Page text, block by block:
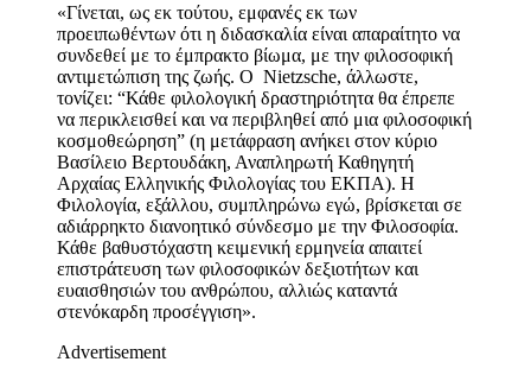
«Γίνεται, ως εκ τούτου, εμφανές εκ των
προειπωθέντων ότι η διδασκαλία είναι απαραίτητο να
συνδεθεί με το έμπρακτο βίωμα, με την φιλοσοφική
αντιμετώπιση της ζωής. Ο Nietzsche, άλλωστε,
τονίζει: “Κάθε φιλολογική δραστηριότητα θα έπρεπε
να περικλεισθεί και να περιβληθεί από μια φιλοσοφική
κοσμοθεώρηση” (η μετάφραση ανήκει στον κύριο
Βασίλειο Βερτουδάκη, Αναπληρωτή Καθηγητή
Αρχαίας Ελληνικής Φιλολογίας του ΕΚΠΑ). Η
Φιλολογία, εξάλλου, συμπληρώνω εγώ, βρίσκεται σε
αδιάρρηκτο διανοητικό σύνδεσμο με την Φιλοσοφία.
Κάθε βαθυστόχαστη κειμενική ερμηνεία απαιτεί
επιστράτευση των φιλοσοφικών δεξιοτήτων και
ευαισθησιών του ανθρώπου, αλλιώς καταντά
στενόκαρδη προσέγγιση».
Advertisement